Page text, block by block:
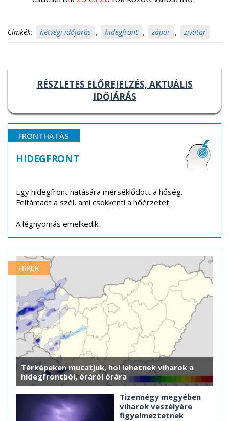
Címkék: hétvégi időjárás , hidegfront , zápor , zivatar
RÉSZLETES ELŐREJELZÉS, AKTUÁLIS
IDŐJÁRÁS
FRONTHATÁS
HIDEGFRONT
Egy hidegfront hatására mérséklődött a hőség.
Feltámadt a szél, ami csökkenti a hőérzetet.
A légnyomás emelkedik.
HÍREK
Térképeken mutatjuk, hol lehetnek viharok a
hidegfrontból, óráról órára
Tizennégy megyében
viharok veszélyére
figyelmeztetnek